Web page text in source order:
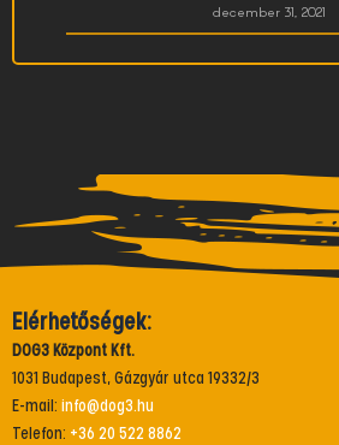
december 31, 2021
Elérhetőségek:
DOG3 Központ Kft.
1031 Budapest, Gázgyár utca 19332/3
E-mail: info@dog3.hu
Telefon: +36 20 522 8862